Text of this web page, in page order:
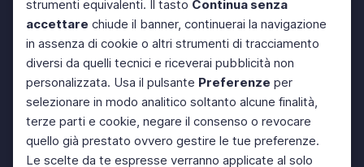
strumenti equivalenti. Il tasto Continua senza
accettare chiude il banner, continuerai la navigazione
in assenza di cookie o altri strumenti di tracciamento
diversi da quelli tecnici e riceverai pubblicità non
personalizzata. Usa il pulsante Preferenze per
selezionare in modo analitico soltanto alcune finalità,
terze parti e cookie, negare il consenso o revocare
quello già prestato ovvero gestire le tue preferenze.
Le scelte da te espresse verranno applicate al solo